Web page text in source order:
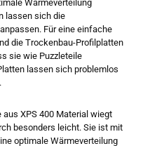
Wärmeverteilung
lassen sich die
Für eine einfache
die Trockenbau-Profilplatten
sie wie Puzzleteile
lassen sich problemlos
XPS 400 Material wiegt
besonders leicht. Sie ist mit
optimale Wärmeverteilung